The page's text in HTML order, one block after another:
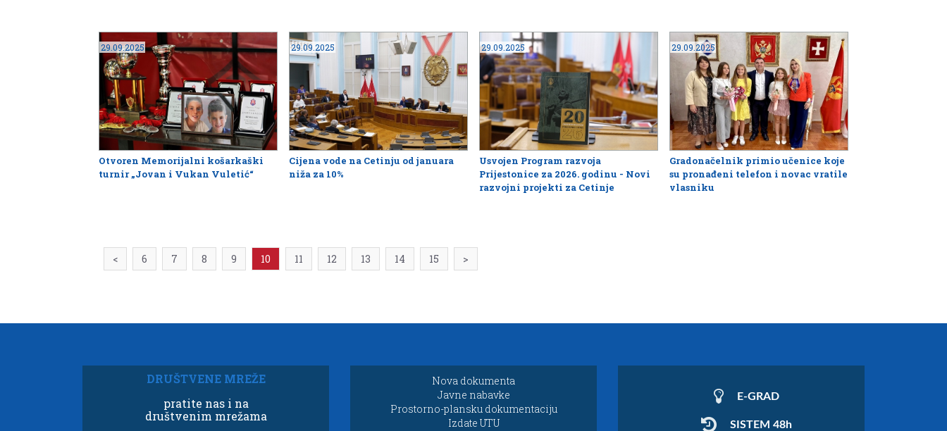
29.09.2025
Otvoren Memorijalni košarkaški
turnir „Jovan i Vukan Vuletić“
29.09.2025
Cijena vode na Cetinju od januara
niža za 10%
29.09.2025
Usvojen Program razvoja
Prijestonice za 2026. godinu - Novi
razvojni projekti za Cetinje
29.09.2025
Gradonačelnik primio učenice koje
su pronađeni telefon i novac vratile
vlasniku
< 6 7 8 9 10 11 12 13 14 15 >
DRUŠTVENE MREŽE
pratite nas i na
društvenim mrežama
Nova dokumenta
Javne nabavke
Prostorno-plansku dokumentaciju
Izdate UTU
E-GRAD
SISTEM 48h